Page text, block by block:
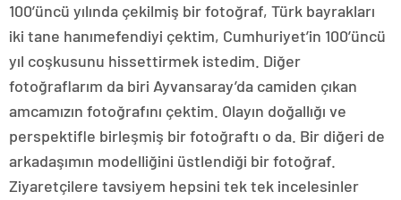
100’üncü yılında çekilmiş bir fotoğraf, Türk bayrakları
iki tane hanımefendiyi çektim, Cumhuriyet’in 100’üncü
yıl coşkusunu hissettirmek istedim. Diğer
fotoğraflarım da biri Ayvansaray’da camiden çıkan
amcamızın fotoğrafını çektim. Olayın doğallığı ve
perspektifle birleşmiş bir fotoğraftı o da. Bir diğeri de
arkadaşımın modelliğini üstlendiği bir fotoğraf.
Ziyaretçilere tavsiyem hepsini tek tek incelesinler